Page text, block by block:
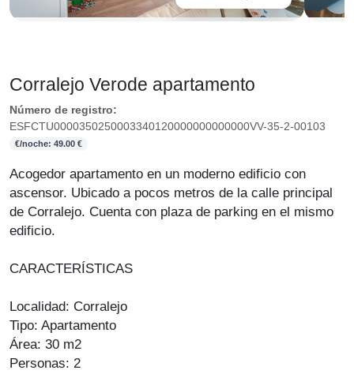
Corralejo Verode apartamento
Número de registro:
ESFCTU0000350250003340120000000000000VV-35-2-00103
€/noche: 49.00 €
Acogedor apartamento en un moderno edificio con
ascensor. Ubicado a pocos metros de la calle principal
de Corralejo. Cuenta con plaza de parking en el mismo
edificio.
CARACTERÍSTICAS
Localidad: Corralejo
Tipo: Apartamento
Área: 30 m2
Personas: 2